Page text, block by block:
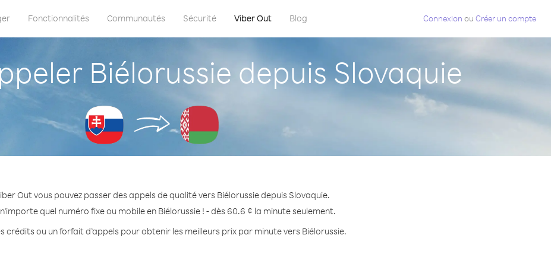
Fonctionnalités Communautés Sécurité Viber Out Blog Connexion ou Créer un compte
Biélorussie depuis Slovaquie
Out vous pouvez passer des appels de qualité vers Biélorussie depuis Slovaquie.
quel numéro fixe ou mobile en Biélorussie ! - dès 60.6 ¢ la minute seulement.
crédits ou un forfait d’appels pour obtenir les meilleurs prix par minute vers Biélorussie.